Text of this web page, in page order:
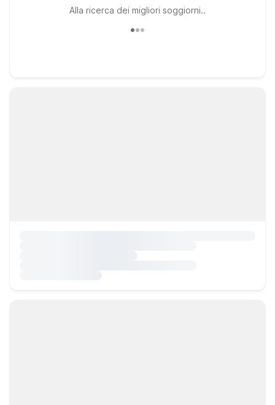
Alla ricerca dei migliori soggiorni..